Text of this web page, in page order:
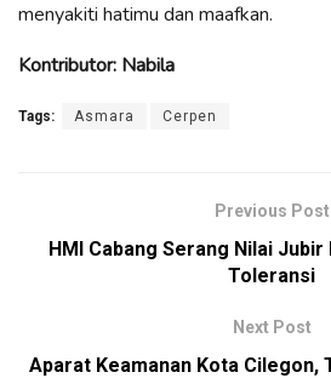
menyakiti hatimu dan maafkan.
Kontributor: Nabila
Tags: Asmara Cerpen
Previous Post
HMI Cabang Serang Nilai Jubir
Toleransi
Next Post
Aparat Keamanan Kota